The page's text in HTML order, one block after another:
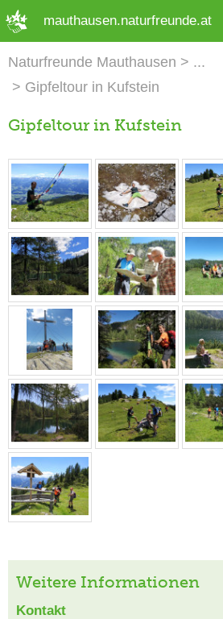
mauthausen.naturfreunde.at
Naturfreunde Mauthausen
Gipfeltour in Kufstein
Gipfeltour in Kufstein
Weitere Informationen
Kontakt